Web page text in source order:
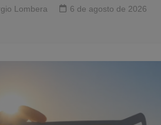
Lombera
6 de agosto de 2026